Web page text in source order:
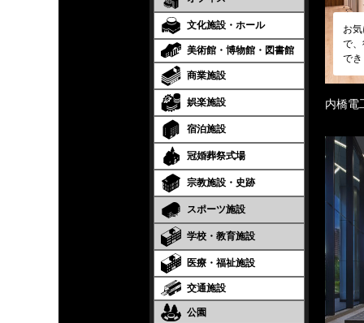
文化施設・ホール
美術館・博物館・図書館
商業施設
娯楽施設
宿泊施設
冠婚葬祭式場
宗教施設・史跡
スポーツ施設
学校・教育施設
医療・福祉施設
交通施設
公園
お
で
で
内橋電